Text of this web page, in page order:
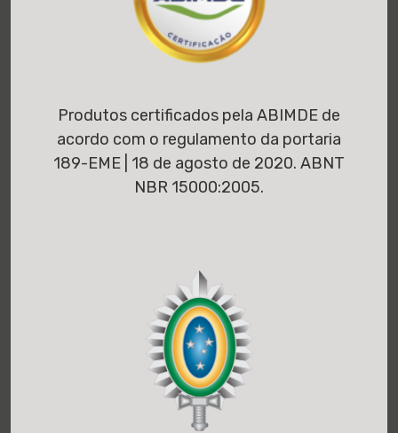
Produtos certificados pela ABIMDE de
acordo com o regulamento da portaria
189-EME | 18 de agosto de 2020. ABNT
NBR 15000:2005.